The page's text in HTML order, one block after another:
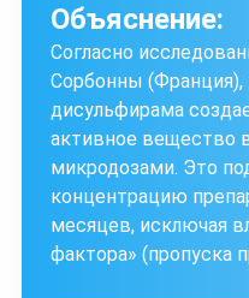
Объяснение:
Согласно
Сорбонны (Франция),
дисульфирама
активное вещество
микродозами. Это
концентрацию
месяцев, исключая
фактора» (пропуска